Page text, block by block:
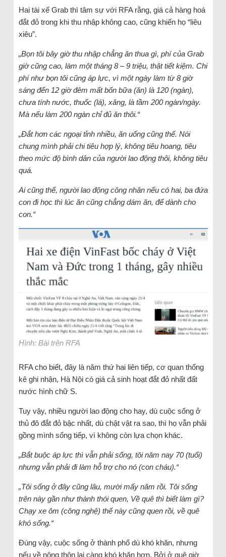
Hai tài xế Grab thì tâm sự với RFA rằng, giá cả hàng hoá
đắt đỏ trong khi thu nhập không cao, cũng khiến họ “liêu
xiêu”.
„Bọn tôi bây giờ thu nhập chẳng ăn thua gì, phí của Grab
giờ cũng cao, làm một tháng 8 – 9 triệu, thật tiết kiệm. Chi
phí như bọn tôi cũng áp lực, vì một ngày làm từ 8 giờ
sáng đến 12 giờ đêm mất bốn bữa (ăn) là 120 (ngàn),
chưa tính nước, thuốc (lá), xăng, là tầm 200 ngàn/ngày.
Mà nếu làm 200 ngàn chỉ đủ ăn thôi.“
„Đắt hơn các ngoại tỉnh nhiều, ăn uống cũng thế. Nói
chung mình phải chi tiêu hợp lý, không tiêu hoang, tiêu
theo mức độ bình dân của người lao động thôi, không tiêu
quá.
Ai cũng thế, người lao động công nhân nếu có hai, ba đứa
con đi học thì lúc ăn cũng chẳng dám ăn, để dành cho
con.“
Hình: Bài trên RFA
RFA cho biết, đây là năm thứ hai liên tiếp, cơ quan thống
kê ghi nhận, Hà Nội có giá cả sinh hoạt đắt đỏ nhất đất
nước hình chữ S.
Tuy vậy, nhiều người lao động cho hay, dù cuộc sống ở
thủ đô đắt đỏ bậc nhất, dù chật vật ra sao, thì họ vẫn phải
gồng mình sống tiếp, vì không còn lựa chọn khác.
„Bắt buộc áp lực thì vẫn phải sống, tôi năm nay 70 (tuổi)
nhưng vẫn phải đi làm hỗ trợ cho nó (con cháu).“
„Tôi sống ở đây cũng lâu, mười mấy năm rồi. Tôi sống
trên này gần như thành thói quen, Về quê thì biết làm gì?
Chạy xe ôm (công nghệ) thế này cũng quen rồi, về quê
khó sống.“
Đúng vậy, cuộc sống ở thành phố dù khó khăn, nhưng
nếu về nông thôn lại càng khó khăn hơn. Bởi ở quê giờ